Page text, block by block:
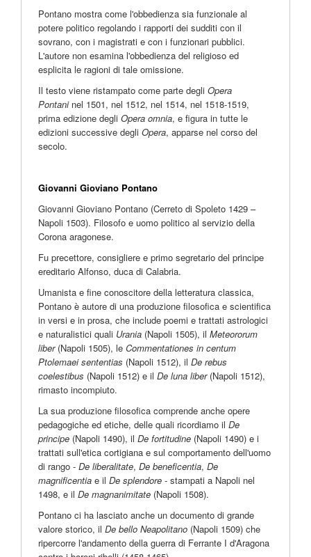
Pontano mostra come l'obbedienza sia funzionale al
potere politico regolando i rapporti dei sudditi con il
sovrano, con i magistrati e con i funzionari pubblici.
L'autore non esamina l'obbedienza del religioso ed
esplicita le ragioni di tale omissione.
Il testo viene ristampato come parte degli Opera
Pontaninel 1501, nel 1512, nel 1514, nel 1518-1519,
prima edizione degli Opera omnia, e figura in tutte le
edizioni successive degli Opera, apparse nel corso del
secolo.
Giovanni Gioviano Pontano
Giovanni Gioviano Pontano (Cerreto di Spoleto 1429 –
Napoli 1503). Filosofo e uomo politico al servizio della
Corona aragonese.
Fu precettore, consigliere e primo segretario del principe
ereditario Alfonso, duca di Calabria.
Umanista e fine conoscitore della letteratura classica,
Pontano è autore di una produzione filosofica e scientifica
in versi e in prosa, che include poemi e trattati astrologici
e naturalistici quali Urania (Napoli 1505), il Meteororum
liber(Napoli 1505), le Commentationes in centum
Ptolemaei sententias (Napoli 1512), il De rebus
coelestibus (Napoli 1512) e il De luna liber(Napoli 1512),
rimasto incompiuto.
La sua produzione filosofica comprende anche opere
pedagogiche ed etiche, delle quali ricordiamo il De
principe (Napoli 1490), il De fortitudine (Napoli 1490) e i
trattati sull'etica cortigiana e sul comportamento dell'uomo
di rango - De liberalitate, De beneficentia, De
magnificentia e il De splendore - stampati a Napoli nel
1498, e il De magnanimitate (Napoli 1508).
Pontano ci ha lasciato anche un documento di grande
valore storico, il De bello Neapolitano (Napoli 1509) che
ripercorre l'andamento della guerra di Ferrante I d'Aragona